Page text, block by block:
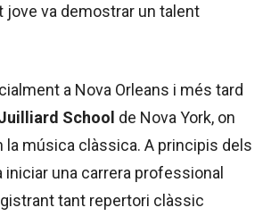
jove va demostrar un talent
a Nova Orleans i més tard
School de Nova York, on
la música clàssica. A principis dels
iniciar una carrera professional
tant repertori clàssic